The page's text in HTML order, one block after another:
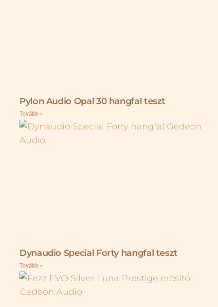
Pylon Audio Opal 30 hangfal teszt
Tovább »
Dynaudio Special Forty hangfal teszt
Tovább »